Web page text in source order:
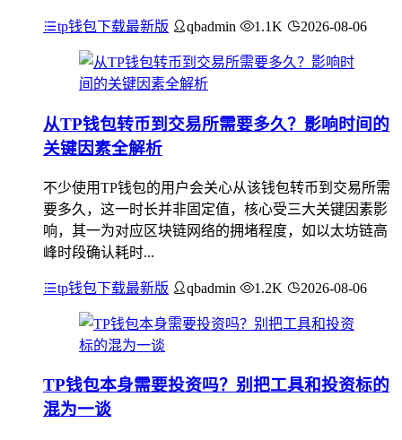
tp钱包下载最新版 qbadmin 1.1K 2026-08-06
从TP钱包转币到交易所需要多久？影响时间的
关键因素全解析
不少使用TP钱包的用户会关心从该钱包转币到交易所需
要多久，这一时长并非固定值，核心受三大关键因素影
响，其一为对应区块链网络的拥堵程度，如以太坊链高
峰时段确认耗时...
tp钱包下载最新版 qbadmin 1.2K 2026-08-06
TP钱包本身需要投资吗？别把工具和投资标的
混为一谈